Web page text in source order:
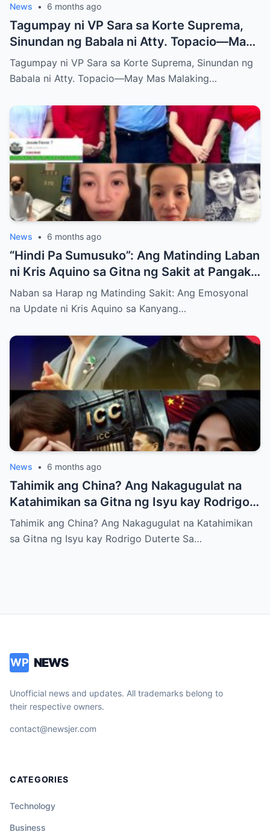
News • 6 months ago
Tagumpay ni VP Sara sa Korte Suprema,
Sinundan ng Babala ni Atty. Topacio—May
Mas Malaking Laban Bang Paparating?
Tagumpay ni VP Sara sa Korte Suprema, Sinundan ng
Babala ni Atty. Topacio—May Mas Malaking…
News • 6 months ago
“Hindi Pa Sumusuko”: Ang Matinding Laban
ni Kris Aquino sa Gitna ng Sakit at Pangako
sa mga Anak
Naban sa Harap ng Matinding Sakit: Ang Emosyonal
na Update ni Kris Aquino sa Kanyang…
News • 6 months ago
Tahimik ang China? Ang Nakagugulat na
Katahimikan sa Gitna ng Isyu kay Rodrigo
Duterte
Tahimik ang China? Ang Nakagugulat na Katahimikan
sa Gitna ng Isyu kay Rodrigo Duterte Sa…
WP NEWS
Unofficial news and updates. All trademarks belong to
their respective owners.
contact@newsjer.com
CATEGORIES
Technology
Business